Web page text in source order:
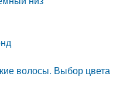
волосы. Выбор цвета